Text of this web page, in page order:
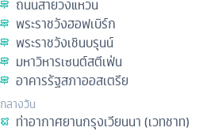
ถนนสายวงแหวน
พระราชวังฮอฟเบิร์ก
พระราชวังเชินบรุนน์
มหาวิหารเซนต์สตีเฟ่น
อาคารรัฐสภาออสเตรีย
กลางวัน
ท่าอากาศยานกรุงเวียนนา (เวทชาท)